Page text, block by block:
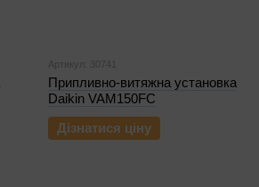
Артикул: 30741
Припливно-витяжна установка
Daikin VAM150FC
Дізнатися ціну